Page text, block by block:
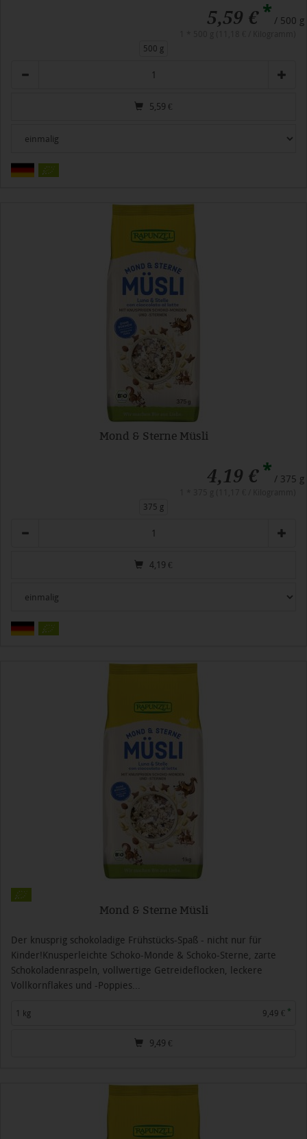
5,59 €* / 500 g
500 g
5,59 €
Mond & Sterne Müsli
4,19 €* / 375 g
375 g
4,19 €
Mond & Sterne Müsli
Der knusprig schokoladige Frühstücks-Spaß - nicht nur für
Kinder!Knusperleichte Schoko-Monde & Schoko-Sterne, zarte
Schokoladenraspeln, vollwertige Getreideflocken, leckere
Vollkornflakes und -Poppies...
1 kg 9,49 € *
9,49 €